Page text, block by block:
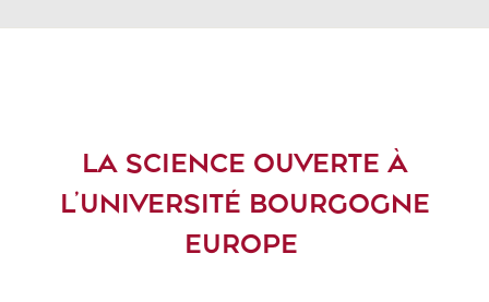
LA SCIENCE OUVERTE À
L’UNIVERSITÉ BOURGOGNE
EUROPE